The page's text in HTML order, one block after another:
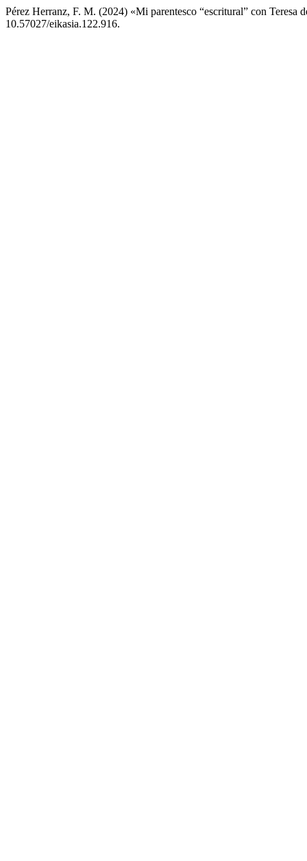
Pérez Herranz, F. M. (2024) «Mi parentesco “escritural” con Teresa
10.57027/eikasia.122.916.